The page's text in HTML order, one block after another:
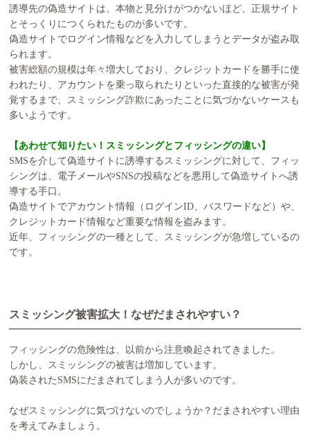
誘導先の偽造サイトは、本物と見分けがつかないほど、正規サイト
とそっくりにつくられたものが多いです。
偽造サイトでログイン情報などを入力してしまうとデータが盗み取
られます。
被害総額の規模は年々増大しており、クレジットカードを勝手に使
われたり、アカウントを乗っ取られたりといった直接的な被害が発
覚するまで、スミッシング詐欺にあったことに気づかないケースも
多いようです。
【あわせて知りたい！スミッシングとフィッシングの違い】
SMSを介して偽造サイトに誘導するスミッシングに対して、フィッ
シングは、電子メールやSNSの投稿などを悪用して偽造サイトへ誘
導する手口。
偽造サイトでアカウント情報（ログインID、パスワードなど）や、
クレジットカード情報など重要な情報を盗みます。
近年、フィッシングの一種として、スミッシングが急増しているの
です。
スミッシング被害拡大！なぜだまされやすい？
フィッシングの危険性は、以前から注意喚起されてきました。
しかし、スミッシングの被害は増加しています。
偽装されたSMSにだまされてしまう人が多いのです。
なぜスミッシングに気づけないのでしょうか？だまされやすい理由
を考えてみましょう。